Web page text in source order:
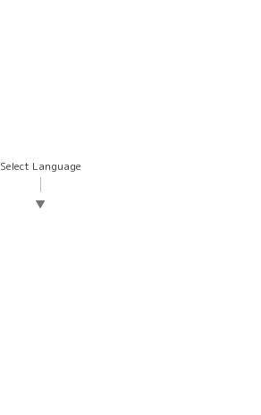
Select Language
▼